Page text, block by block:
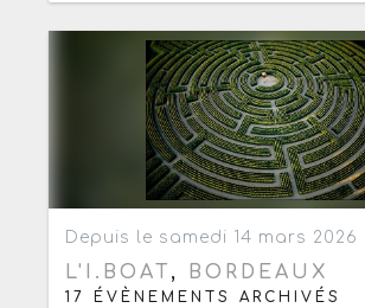
Depuis le samedi 14 mars 2026
L'I.BOAT , BORDEAUX
17 ÉVÈNEMENTS ARCHIVÉS